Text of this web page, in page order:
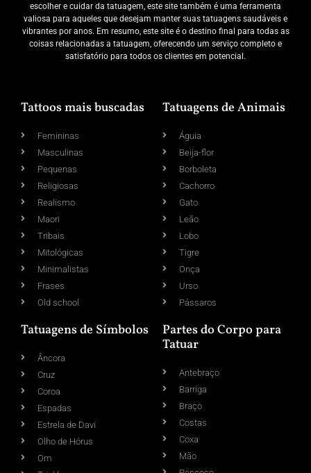
escolher e cuidar da tatuagem, este site também é uma ferramenta
valiosa para aqueles que desejam manter suas tatuagens saudáveis e
vibrantes por anos. Em resumo, este site é o destino final para todas as
coisas relacionadas a tatuagem, oferecendo um serviço completo e
satisfatório para todos os clientes em potencial.
Tattoos mais buscadas
Femininas
Masculinas
Pequenas
Religiosas
Realismo
Maori
Tribais
Mitológicas
Minimalistas
Frases
Old school
Tatuagens de Animais
Águia
Beija-flor
Borboleta
Cachorro
Gato
Leão
Lobo
Tigre
Onça
Urso
Pássaros
Tatuagens de Símbolos
Âncora
Cruz
Coroa
Espadas
Estrela de Davi
Olho de Hórus
Om
Partes do Corpo para
Tatuar
Antebraço
Barriga
Braço
Costas
Coxa
Mão